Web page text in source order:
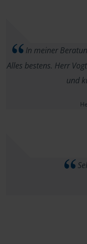
In meiner
Alles bestens. Herr
und